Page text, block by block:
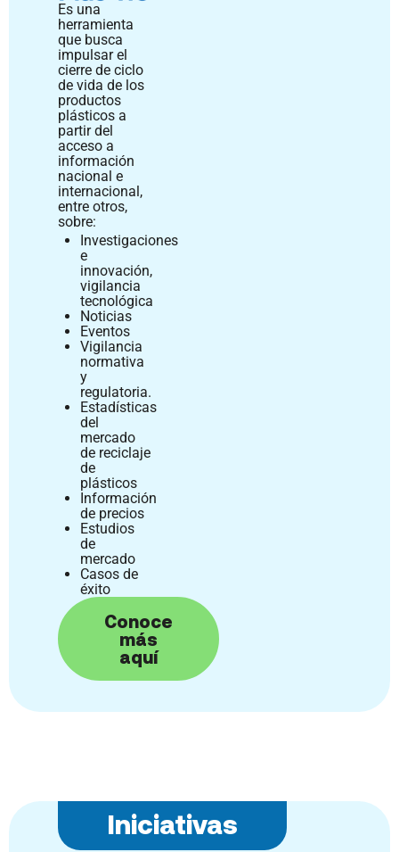
Es una
herramienta
que busca
impulsar el
cierre de ciclo
de vida de los
productos
plásticos a
partir del
acceso a
información
nacional e
internacional,
entre otros,
sobre:
Investigaciones
e
innovación,
vigilancia
tecnológica
Noticias
Eventos
Vigilancia
normativa
y
regulatoria.
Estadísticas
del
mercado
de reciclaje
de
plásticos
Información
de precios
Estudios
de
mercado
Casos de
éxito
Conoce
más
aquí
Iniciativas